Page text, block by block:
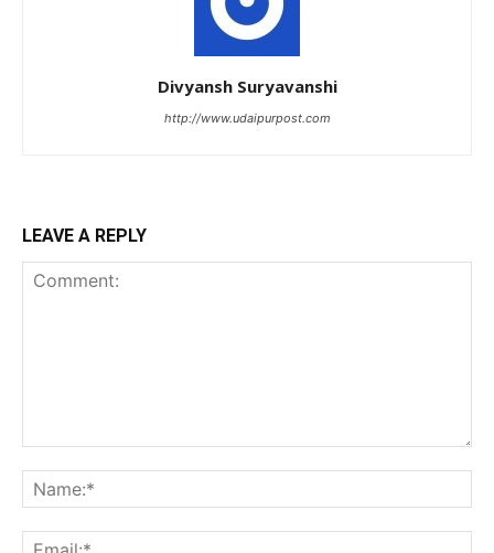
Divyansh Suryavanshi
http://www.udaipurpost.com
LEAVE A REPLY